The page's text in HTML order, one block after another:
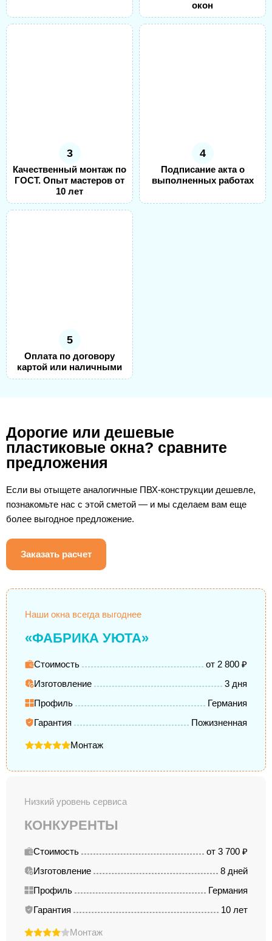
окон
3
Качественный монтаж по
ГОСТ. Опыт мастеров от
10 лет
4
Подписание акта о
выполненных работах
5
Оплата по договору
картой или наличными
Дорогие или дешевые
пластиковые окна? сравните
предложения
Если вы отыщете аналогичные ПВХ-конструкции дешевле,
познакомьте нас с этой сметой — и мы сделаем вам еще
более выгодное предложение.
Заказать расчет
Наши окна всегда выгоднее
«ФАБРИКА УЮТА»
Стоимость
от 2 800 ₽
Изготовление
3 дня
Профиль
Германия
Гарантия
Пожизненная
Монтаж
Низкий уровень сервиса
КОНКУРЕНТЫ
Стоимость
от 3 700 ₽
Изготовление
8 дней
Профиль
Германия
Гарантия
10 лет
Монтаж